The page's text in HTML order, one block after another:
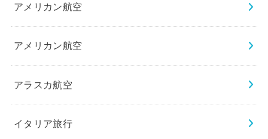
アメリカン航空
アメリカン航空
アラスカ航空
イタリア旅行